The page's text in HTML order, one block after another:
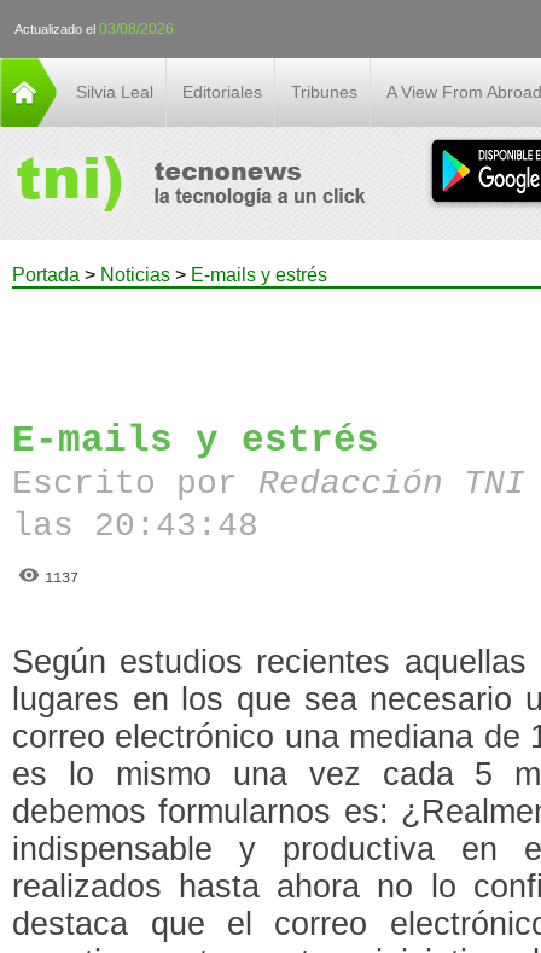
Actualizado el 03/08/2026
Silvia Leal Editoriales Tribunes A View From Abroad
Portada > Noticias > E-mails y estrés
E-mails y estrés
Escrito por Redacción
las 20:43:48
1137
Según estudios recientes
lugares en los que sea necesario
correo electrónico una mediana de
es lo mismo una vez cada 5
debemos formularnos es:
indispensable y productiva en
realizados hasta ahora no lo
destaca que el correo